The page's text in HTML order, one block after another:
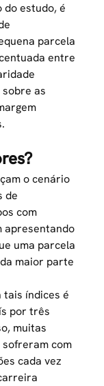
do estudo, é
parcela
entre
as
o cenário
de
com
apresentando
uma parcela
maior parte
tais índices é
por três
muitas
com
cada vez